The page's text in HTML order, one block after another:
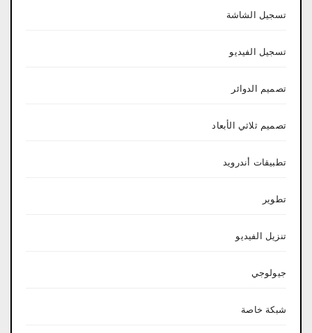
تسجيل الشاشة
تسجيل الفيديو
تصميم الدوائر
تصميم ثلاثي الأبعاد
تطبيقات أندرويد
تطوير
تنزيل الفيديو
جيولوجي
شبكة خاصة